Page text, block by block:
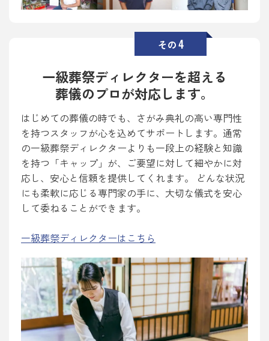
その4
一級葬祭ディレクターを超える
葬儀のプロが対応します。
はじめての葬儀の時でも、さがみ典礼の高い専門性
を持つスタッフが心を込めてサポートします。通常
の一級葬祭ディレクターよりも一段上の経験と知識
を持つ「キャップ」が、ご要望に対して細やかに対
応し、安心と信頼を提供してくれます。 どんな状況
にも柔軟に応じる専門家の手に、大切な儀式を安心
して委ねることができます。
一級葬祭ディレクターはこちら